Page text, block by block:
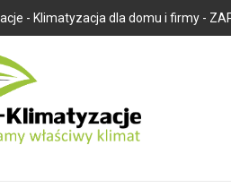
- Klimatyzacja dla domu i firmy -